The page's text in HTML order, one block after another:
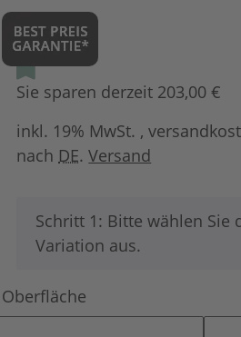
Sie sparen derzeit 203,00 €
inkl. 19% MwSt. ,
nach DE.Versand
x
Schritt 1: Bitte wählen Sie
Variation aus.
Oberfläche